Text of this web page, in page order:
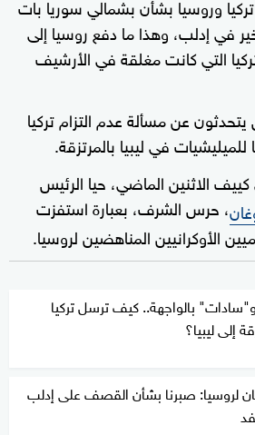
وروسيا بشأن بشمالي سوريا بات
في إدلب، وهذا ما دفع روسيا إلى
التي كانت مغلقة في الأرشيف
عن مسألة عدم التزام تركيا
في ليبيا بالمرتزقة.
الاثنين الماضي، حيا الرئيس
، حرس الشرف، بعبارة استفزت
الأوكرانيين المناهضين لروسيا.
بالواجهة.. كيف ترسل تركيا
إلى ليبيا؟
لروسيا: صبرنا بشأن القصف على إدلب